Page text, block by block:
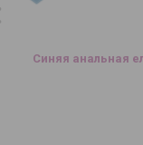
Синяя анальная